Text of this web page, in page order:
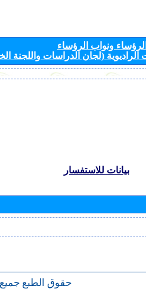
ونواب الرؤساء
الراديوية (لجان الدراسات واللجنة
بيانات للاستفسار
حقوق الطبع